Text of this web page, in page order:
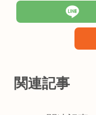
関連記事